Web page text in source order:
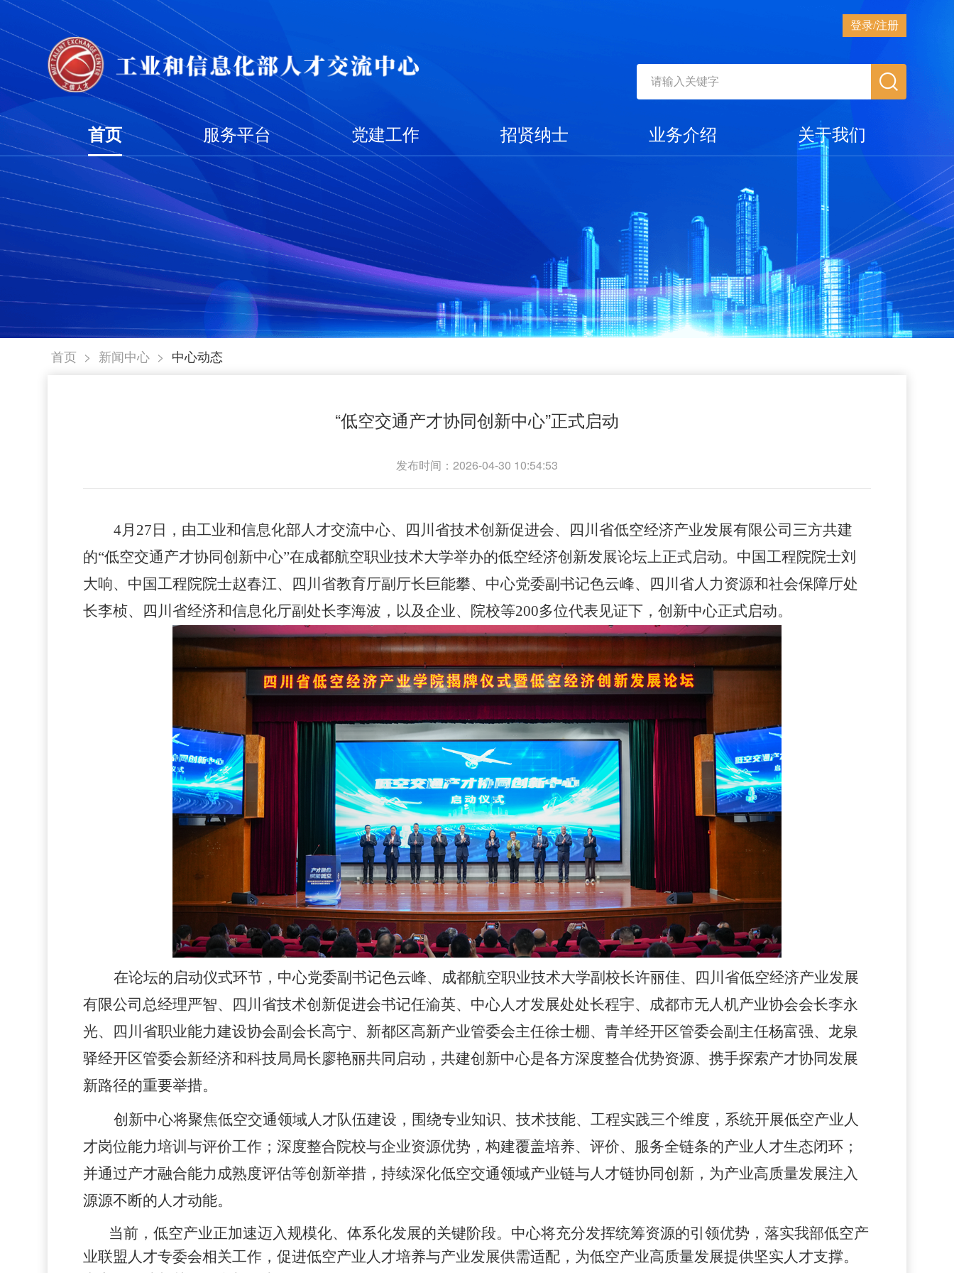
登录/注册
首页 服务平台 党建工作 招贤纳士 业务介绍 关于我们
首页 > 新闻中心 > 中心动态
“低空交通产才协同创新中心”正式启动
发布时间：2026-04-30 10:54:53
4月 27 日，由工业和信息化部人才交流中心、四川省技术创新促进会、四川省低空经济产业发展有限公司三方共建
的“低空交通产才协同创新中心”在成都航空职业技术大学举办的低空经济创新发展论坛上正式启动。中国工程院院士刘
大响、中国工程院院士赵春江、四川省教育厅副厅长巨能攀、中心党委副书记色云峰、四川省人力资源和社会保障厅处
长李桢、四川省经济和信息化厅副处长李海波，以及企业、院校等200多位代表见证下，创新中心正式启动。
在论坛的启动仪式环节，中心党委副书记色云峰、成都航空职业技术大学副校长许丽佳、四川省低空经济产业发展
有限公司总经理严智、四川省技术创新促进会书记任渝英、中心人才发展处处长程宇、成都市无人机产业协会会长李永
光、四川省职业能力建设协会副会长高宁、新都区高新产业管委会主任徐士棚、青羊经开区管委会副主任杨富强、龙泉
驿经开区管委会新经济和科技局局长廖艳丽共同启动，共建创新中心是各方深度整合优势资源、携手探索产才协同发展
新路径的重要举措。
创新中心将聚焦低空交通领域人才队伍建设，围绕专业知识、技术技能、工程实践三个维度，系统开展低空产业人
才岗位能力培训与评价工作；深度整合院校与企业资源优势，构建覆盖培养、评价、服务全链条的产业人才生态闭环；
并通过产才融合能力成熟度评估等创新举措，持续深化低空交通领域产业链与人才链协同创新，为产业高质量发展注入
源源不断的人才动能。
当前，低空产业正加速迈入规模化、体系化发展的关键阶段。中心将充分发挥统筹资源的引领优势，落实我部低空产
业联盟人才专委会相关工作，促进低空产业人才培养与产业发展供需适配，为低空产业高质量发展提供坚实人才支撑。